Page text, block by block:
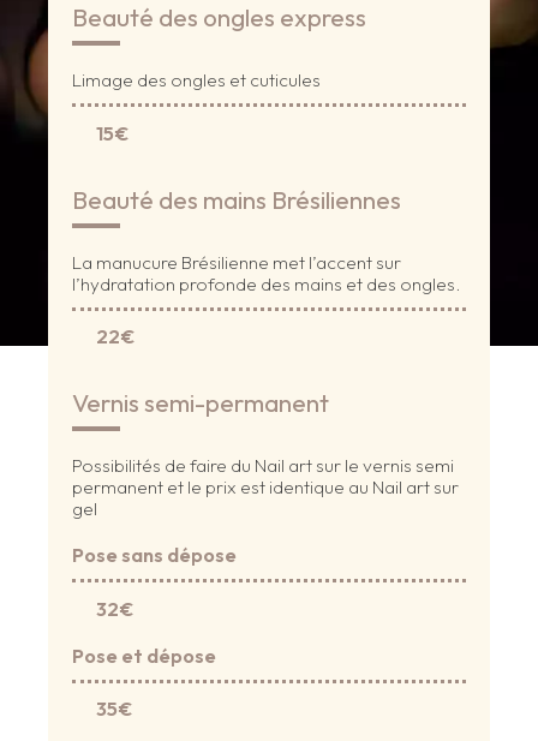
Beauté des ongles express
Limage des ongles et cuticules
15€
Beauté des mains Brésiliennes
La manucure Brésilienne met l’accent sur
l’hydratation profonde des mains et des ongles.
22€
Vernis semi-permanent
Possibilités de faire du Nail art sur le vernis semi
permanent et le prix est identique au Nail art sur
gel
Pose sans dépose
32€
Pose et dépose
35€